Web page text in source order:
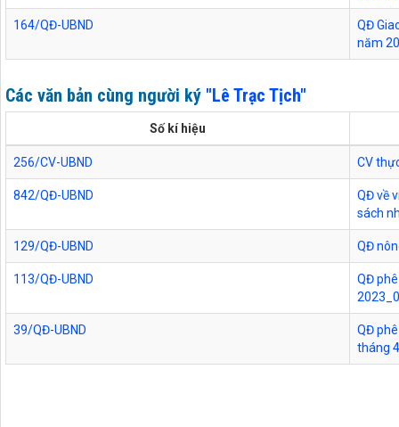
164/QĐ-UBND
QĐ
năm
Các văn bản cùng người ký "Lê Trạc Tịch"
Số kí hiệu
256/CV-UBND CV
842/QĐ-UBND
QĐ về
sách
129/QĐ-UBND QĐ
113/QĐ-UBND
QĐ
39/QĐ-UBND
QĐ
tháng